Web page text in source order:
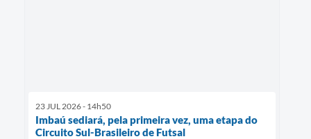
23 JUL 2026 - 14h50
Imbaú sediará, pela primeira vez, uma etapa do
Circuito Sul-Brasileiro de Futsal